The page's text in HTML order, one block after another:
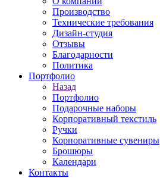
Производство
Технические требования
Дизайн-студия
Отзывы
Благодарности
Политика
Портфолио
Назад
Портфолио
Подарочные наборы
Корпоративный текстиль
Ручки
Корпоративные сувениры
Брошюры
Календари
Контакты